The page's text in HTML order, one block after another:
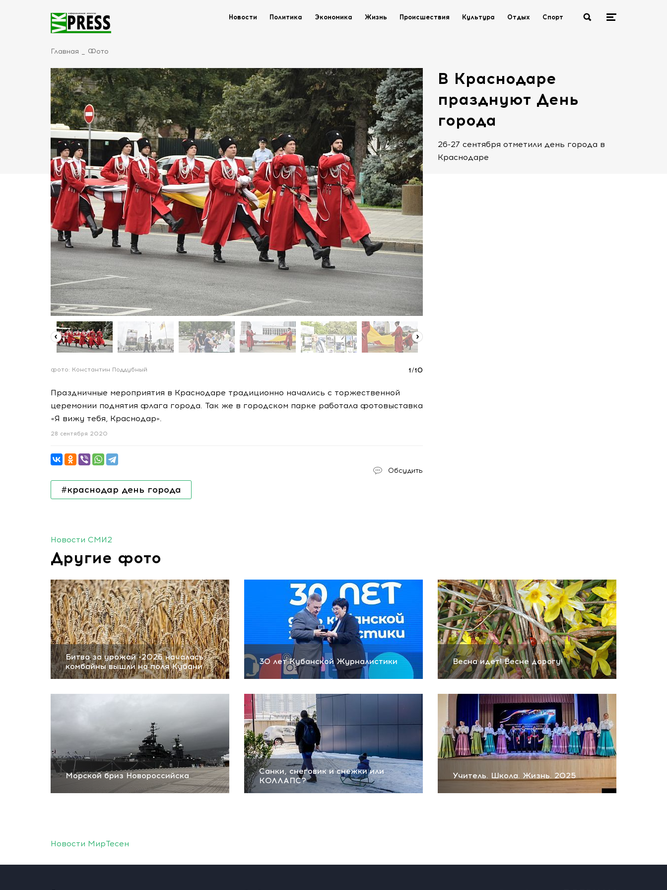
Новости Политика Экономика Жизнь Происшествия Культура Отдых Спорт
Главная Фото
В Краснодаре
празднуют День
города
26-27 сентября отметили день города в
Краснодаре
фото: Константин Поддубный 1/10
Праздничные мероприятия в Краснодаре традиционно начались с торжественной
церемонии поднятия флага города. Так же в городском парке работала фотовыставка
«Я вижу тебя, Краснодар».
28 сентября 2020
Обсудить
#краснодар день города
Новости СМИ2
Другие фото
Битва за урожай -2026 началась:
комбайны вышли на поля Кубани
30 лет Кубанской Журналистики Весна идет! Весне дорогу!
Морской бриз Новороссийска
Санки, снеговик и снежки или
КОЛЛАПС?
Учитель. Школа. Жизнь. 2025
Новости МирТесен